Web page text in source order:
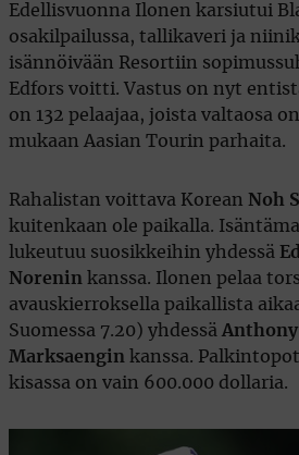
Edellisvuonna Ilonen karsiutui
osakilpailussa, tallikaveri ja
isännöivään Resortiin
Edfors voitti. Vastus on nyt
on 132 pelaajaa, joista valtaosa
mukaan Aasian Tourin parhaita.
Rahalistan voittava Korean Noh
kuitenkaan ole paikalla.
lukeutuu suosikkeihin yhdessä
Norenin kanssa. Ilonen pelaa
avauskierroksella paikallista
Suomessa 7.20) yhdessä
Marksaengin kanssa.
kisassa on vain 600.000 dollaria.